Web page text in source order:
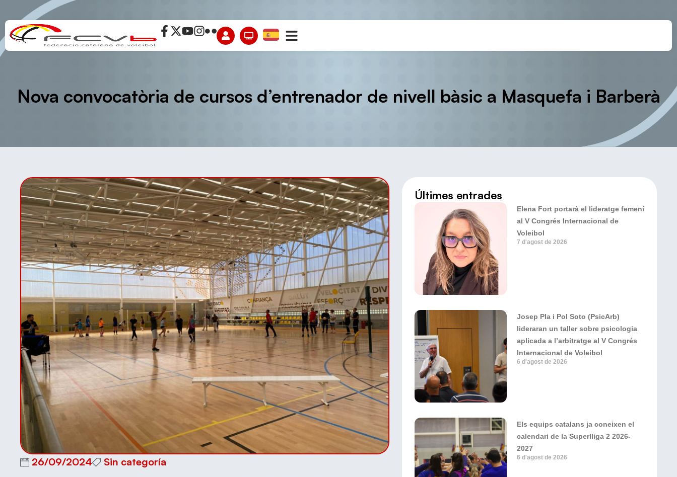
Nova convocatòria de cursos d’entrenador de nivell bàsic a Masquefa i Barberà
26/09/2024 Sin categoría
Últimes entrades
Elena Fort portarà el lideratge femení
al V Congrés Internacional de
Voleibol
7 d'agost de 2026
Josep Pla i Pol Soto (PsicArb)
lideraran un taller sobre psicologia
aplicada a l’arbitratge al V Congrés
Internacional de Voleibol
6 d'agost de 2026
Els equips catalans ja coneixen el
calendari de la Superlliga 2 2026-
2027
6 d'agost de 2026